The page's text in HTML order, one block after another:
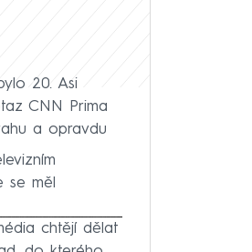
20. Asi
CNN Prima
a opravdu
se měl
chtějí dělat